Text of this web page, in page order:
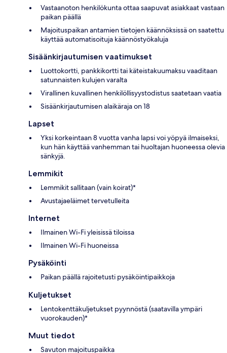
Vastaanoton henkilökunta ottaa saapuvat asiakkaat vastaan
paikan päällä
Majoituspaikan antamien tietojen käännöksissä on saatettu
käyttää automatisoituja käännöstyökaluja
Sisäänkirjautumisen vaatimukset
Luottokortti, pankkikortti tai käteistakuumaksu vaaditaan
satunnaisten kulujen varalta
Virallinen kuvallinen henkilöllisyystodistus saatetaan vaatia
Sisäänkirjautumisen alaikäraja on 18
Lapset
Yksi korkeintaan 8 vuotta vanha lapsi voi yöpyä ilmaiseksi,
kun hän käyttää vanhemman tai huoltajan huoneessa olevia
sänkyjä.
Lemmikit
Lemmikit sallitaan (vain koirat)*
Avustajaeläimet tervetulleita
Internet
Ilmainen Wi-Fi yleisissä tiloissa
Ilmainen Wi-Fi huoneissa
Pysäköinti
Paikan päällä rajoitetusti pysäköintipaikkoja
Kuljetukset
Lentokenttäkuljetukset pyynnöstä (saatavilla ympäri
vuorokauden)*
Muut tiedot
Savuton majoituspaikka